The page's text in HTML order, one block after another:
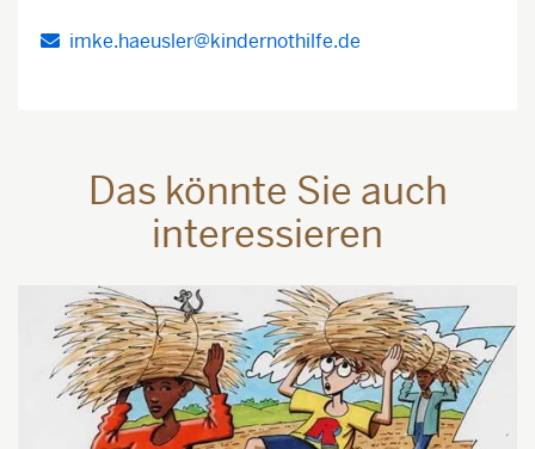
imke.haeusler@kindernothilfe.de
Das könnte Sie auch
interessieren